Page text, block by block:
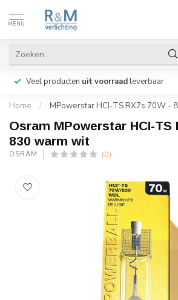
MENU
Veel producten uit voorraadleverbaar
Home / MPowerstar HCI-TS RX7s 70W -
Osram MPowerstar HCI-TS
830 warm wit
OSRAM (0)